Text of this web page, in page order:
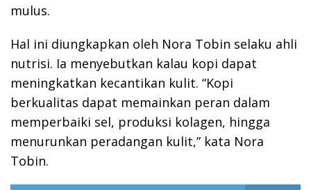
mulus.
Hal ini diungkapkan oleh Nora Tobin selaku ahli
nutrisi. Ia menyebutkan kalau kopi dapat
meningkatkan kecantikan kulit. “Kopi
berkualitas dapat memainkan peran dalam
memperbaiki sel, produksi kolagen, hingga
menurunkan peradangan kulit,” kata Nora
Tobin.